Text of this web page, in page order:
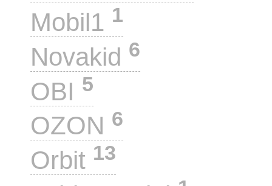
Mobil1 1
Novakid 6
OBI 5
OZON 6
Orbit 13